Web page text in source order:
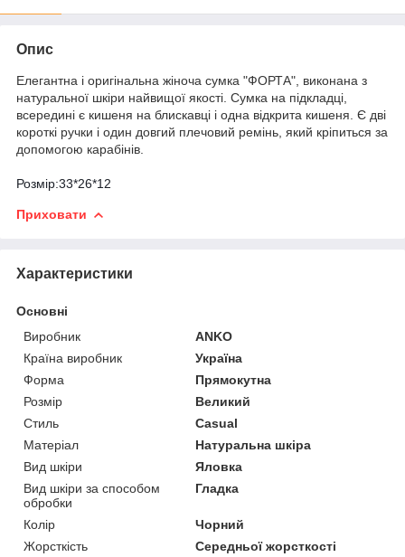
Опис
Елегантна і оригінальна жіноча сумка "ФОРТА", виконана з
натуральної шкіри найвищої якості. Сумка на підкладці,
всередині є кишеня на блискавці і одна відкрита кишеня. Є дві
короткі ручки і один довгий плечовий ремінь, який кріпиться за
допомогою карабінів.
Розмір:33*26*12
Приховати
Характеристики
Основні
Виробник
ANKO
Країна виробник
Україна
Форма
Прямокутна
Розмір
Великий
Стиль
Casual
Матеріал
Натуральна шкіра
Вид шкіри
Яловка
Вид шкіри за способом
обробки
Гладка
Колір
Чорний
Жорсткість
Середньої жорсткості